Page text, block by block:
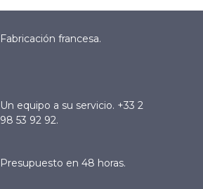
Fabricación francesa.
Un equipo a su servicio. +33 2
98 53 92 92.
Presupuesto en 48 horas.